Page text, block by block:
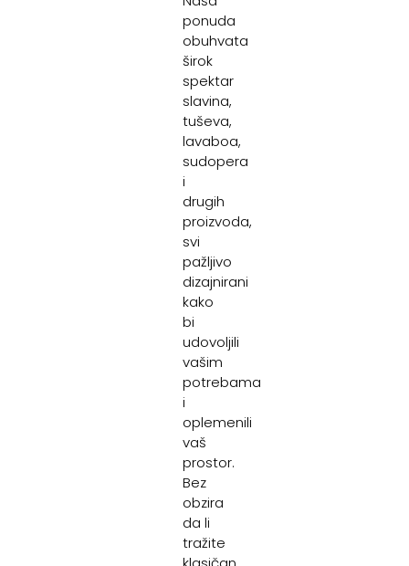
ponuda
obuhvata
širok
spektar
slavina,
tuševa,
lavaboa,
sudopera
i
drugih
proizvoda,
svi
pažljivo
dizajnirani
kako
bi
udovoljili
vašim
potrebama
i
oplemenili
vaš
prostor.
Bez
obzira
da li
tražite